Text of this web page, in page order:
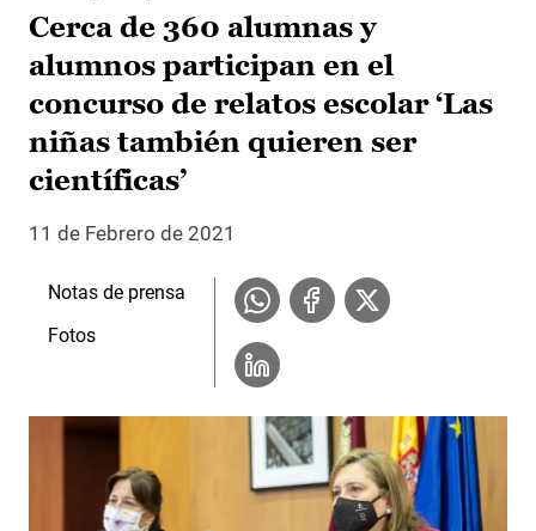
Cerca de 360 alumnas y
alumnos participan en el
concurso de relatos escolar ‘Las
niñas también quieren ser
científicas’
11 de Febrero de 2021
Notas de prensa
Fotos